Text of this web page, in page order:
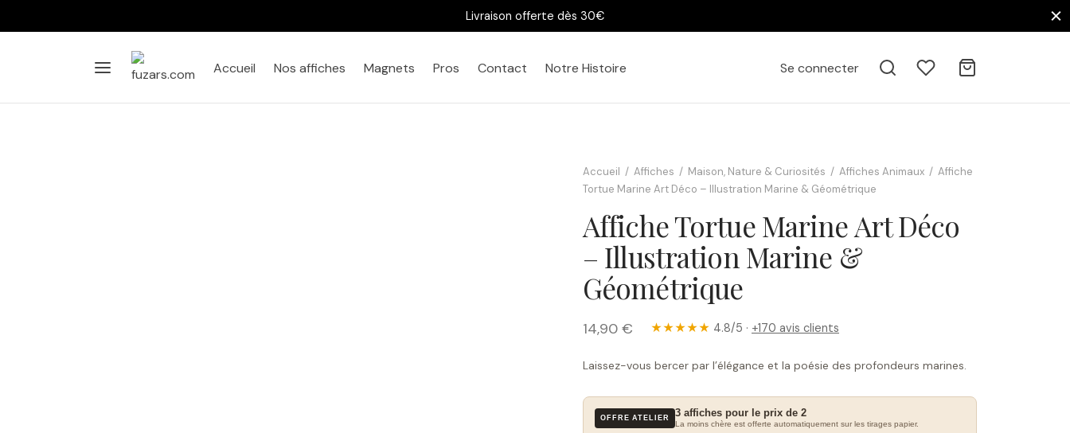
Livraison offerte dès 30€
Accueil Nos affiches Magnets Pros Contact Notre Histoire Se connecter
Accueil / Affiches / Maison, Nature & Curiosités / Affiches Animaux / Affiche
Tortue Marine Art Déco – Illustration Marine & Géométrique
Affiche Tortue Marine Art Déco
– Illustration Marine &
Géométrique
14,90 € ★★★★★ 4.8/5 · +170 avis clients
Laissez-vous bercer par l’élégance et la poésie des profondeurs marines.
OFFRE ATELIER 3 affiches pour le prix de 2
La moins chère est offerte automatiquement sur les tirages papier.